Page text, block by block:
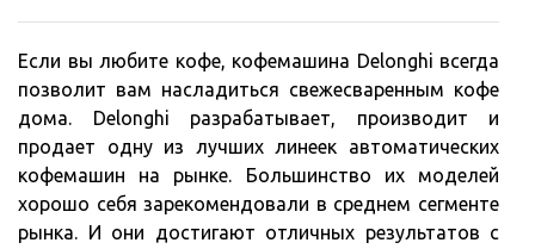
Если вы любите кофе, кофемашина Delonghi всегда
позволит вам насладиться свежесваренным кофе
дома. Delonghi разрабатывает, производит и
продает одну из лучших линеек автоматических
кофемашин на рынке. Большинство их моделей
хорошо себя зарекомендовали в среднем сегменте
рынка. И они достигают отличных результатов с